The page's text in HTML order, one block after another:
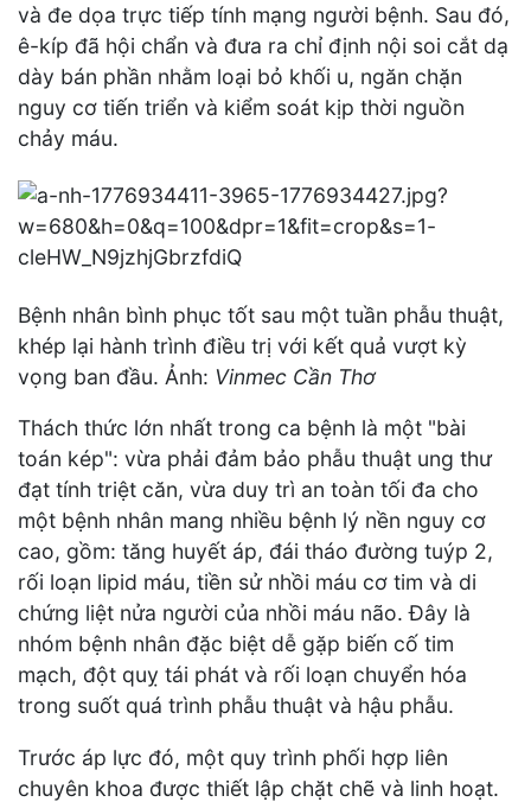
và đe dọa trực tiếp tính mạng người bệnh. Sau đó,
ê-kíp đã hội chẩn và đưa ra chỉ định nội soi cắt dạ
dày bán phần nhằm loại bỏ khối u, ngăn chặn
nguy cơ tiến triển và kiểm soát kịp thời nguồn
chảy máu.
Bệnh nhân bình phục tốt sau một tuần phẫu thuật,
khép lại hành trình điều trị với kết quả vượt kỳ
vọng ban đầu. Ảnh: Vinmec Cần Thơ
Thách thức lớn nhất trong ca bệnh là một "bài
toán kép": vừa phải đảm bảo phẫu thuật ung thư
đạt tính triệt căn, vừa duy trì an toàn tối đa cho
một bệnh nhân mang nhiều bệnh lý nền nguy cơ
cao, gồm: tăng huyết áp, đái tháo đường tuýp 2,
rối loạn lipid máu, tiền sử nhồi máu cơ tim và di
chứng liệt nửa người của nhồi máu não. Đây là
nhóm bệnh nhân đặc biệt dễ gặp biến cố tim
mạch, đột quỵ tái phát và rối loạn chuyển hóa
trong suốt quá trình phẫu thuật và hậu phẫu.
Trước áp lực đó, một quy trình phối hợp liên
chuyên khoa được thiết lập chặt chẽ và linh hoạt.